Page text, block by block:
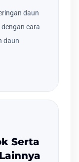
daun
cara
daun
Serta